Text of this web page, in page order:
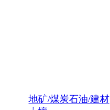
地矿/煤炭石油/建材